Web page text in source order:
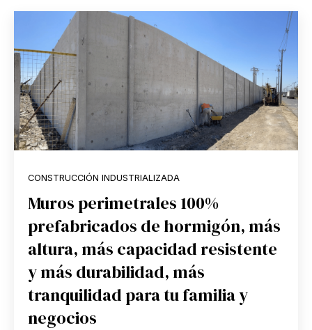
CONSTRUCCIÓN INDUSTRIALIZADA
Muros perimetrales 100%
prefabricados de hormigón, más
altura, más capacidad resistente
y más durabilidad, más
tranquilidad para tu familia y
negocios